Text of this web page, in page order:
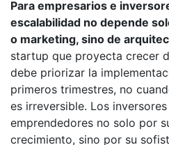
Para empresarios e
escalabilidad no depende
o marketing, sino de
startup que proyecta crecer
debe priorizar la
primeros trimestres, no
es irreversible. Los
emprendedores no solo por
crecimiento, sino por su